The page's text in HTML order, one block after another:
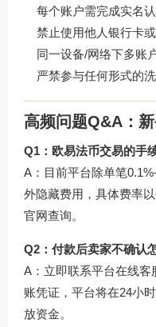
每个账户需完成实名
禁止使用他人银行卡
同一设备/网络下多账
严禁参与任何形式的
高频问题Q&A：
Q1：欧易法币交易的手
A：目前平台除单笔
外隐藏费用，具体费率
官网查询。
Q2：付款后卖家不确认
A：立即联系平台在线
账凭证，平台将在24小
放资金。